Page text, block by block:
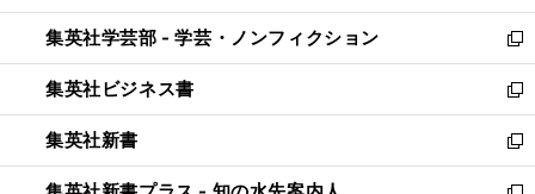
開
く
ウ
で
開
く
ン
ド
ウ
で
開
く
ウ
ィ
ン
ド
ウ
で
開
集英社学芸部 - 学芸・ノンフィクション
新
し
い
ウ
ィ
ン
集英社ビジネス書
新
し
い
ウ
集英社新書
新
し